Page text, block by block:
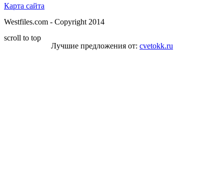
Карта сайта
Westfiles.com - Copyright 2014
scroll to top
Лучшие предложения от: cvetokk.ru